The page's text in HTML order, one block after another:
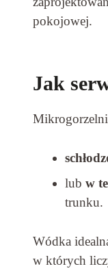
pokojowej.
Jak
lub w
trunku.
Wódka
w których